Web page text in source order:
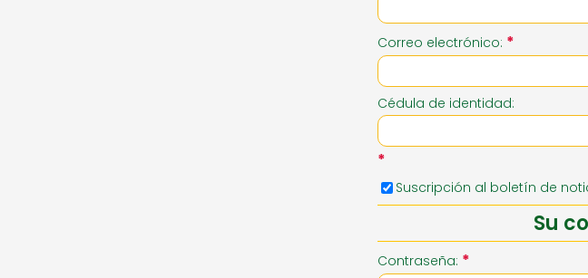
INFORMATICA
MOTOS
PERFUMERIA
Correo electrónico: *
Cédula de identidad:
*
Suscripción al boletín de
Su
Contraseña: *